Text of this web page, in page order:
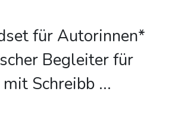
für Autorinnen*
Begleiter für
Schreibb ...